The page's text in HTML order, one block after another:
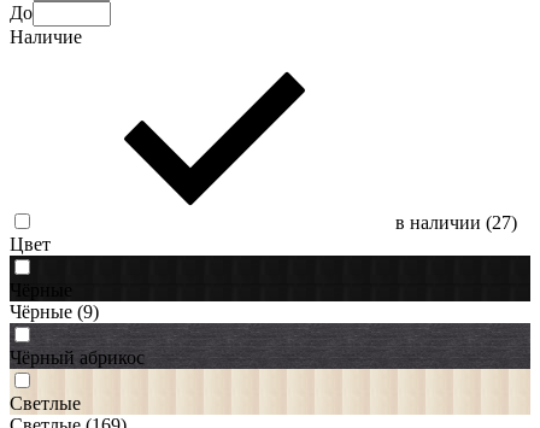
До
Наличие
в наличии (27)
Цвет
Чёрные
Чёрные (9)
Чёрный абрикос
Светлые